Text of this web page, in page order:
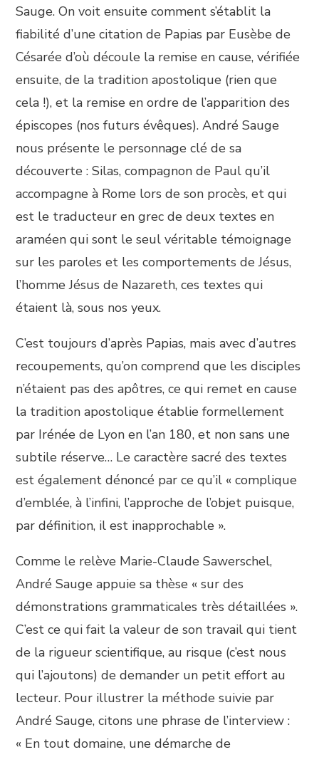
Sauge. On voit ensuite comment s’établit la
fiabilité d’une citation de Papias par Eusèbe de
Césarée d’où découle la remise en cause, vérifiée
ensuite, de la tradition apostolique (rien que
cela !), et la remise en ordre de l’apparition des
épiscopes (nos futurs évêques). André Sauge
nous présente le personnage clé de sa
découverte : Silas, compagnon de Paul qu’il
accompagne à Rome lors de son procès, et qui
est le traducteur en grec de deux textes en
araméen qui sont le seul véritable témoignage
sur les paroles et les comportements de Jésus,
l’homme Jésus de Nazareth, ces textes qui
étaient là, sous nos yeux.
C’est toujours d’après Papias, mais avec d’autres
recoupements, qu’on comprend que les disciples
n’étaient pas des apôtres, ce qui remet en cause
la tradition apostolique établie formellement
par Irénée de Lyon en l’an 180, et non sans une
subtile réserve… Le caractère sacré des textes
est également dénoncé par ce qu’il « complique
d’emblée, à l’infini, l’approche de l’objet puisque,
par définition, il est inapprochable ».
Comme le relève Marie-Claude Sawerschel,
André Sauge appuie sa thèse « sur des
démonstrations grammaticales très détaillées ».
C’est ce qui fait la valeur de son travail qui tient
de la rigueur scientifique, au risque (c’est nous
qui l’ajoutons) de demander un petit effort au
lecteur. Pour illustrer la méthode suivie par
André Sauge, citons une phrase de l’interview :
« En tout domaine, une démarche de